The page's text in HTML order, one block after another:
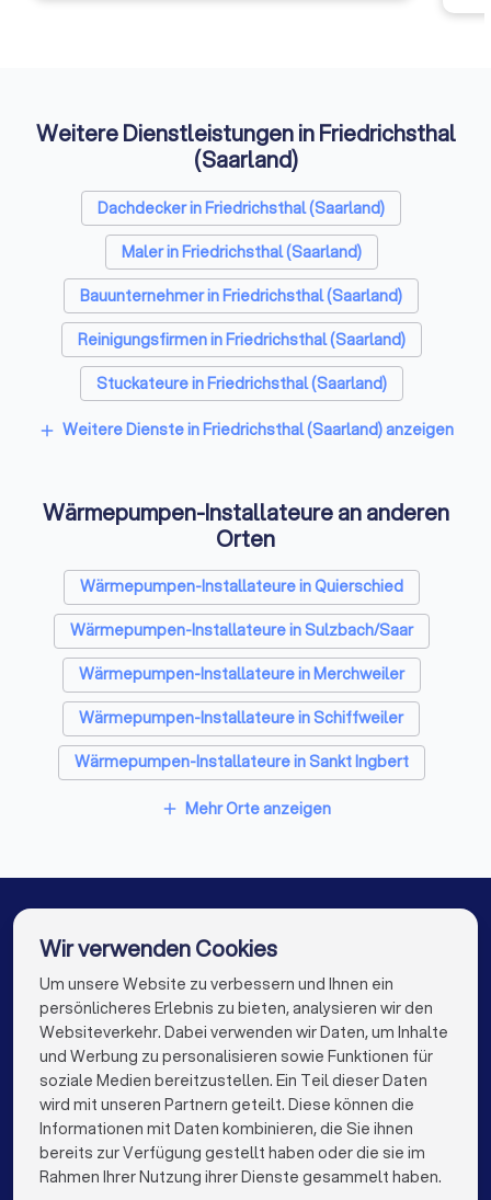
Weitere Dienstleistungen in Friedrichsthal
(Saarland)
Dachdecker in Friedrichsthal (Saarland)
Maler in Friedrichsthal (Saarland)
Bauunternehmer in Friedrichsthal (Saarland)
Reinigungsfirmen in Friedrichsthal (Saarland)
Stuckateure in Friedrichsthal (Saarland)
Spezialisten für Dämmung in Friedrichsthal (Saarland)
Kammerjäger in Friedrichsthal (Saarland)
Trockenbauer in Friedrichsthal (Saarland)
Sanitärinstallateure in Friedrichsthal (Saarland)
Fliesenleger in Friedrichsthal (Saarland)
Fensterbauer in Friedrichsthal (Saarland)
Bodenleger in Friedrichsthal (Saarland)
add Weitere Dienste in Friedrichsthal (Saarland) anzeigen
Wärmepumpen-Installateure an anderen
Orten
Wärmepumpen-Installateure in Quierschied
Wärmepumpen-Installateure in Sulzbach/Saar
Wärmepumpen-Installateure in Merchweiler
Wärmepumpen-Installateure in Schiffweiler
Wärmepumpen-Installateure in Sankt Ingbert
Wärmepumpen-Installateure in Illingen (Saarland)
Wärmepumpen-Installateure in Bexbach
Wärmepumpen-Installateure in Heusweiler
Wärmepumpen-Installateure in Berlin
Wärmepumpen-Installateure in Hamburg
Wärmepumpen-Installateure in München
Wärmepumpen-Installateure in Köln
add Mehr Orte anzeigen
Die besten Wärmepumpen-Installateure für Sie
info@trustlocal.de
FÜR PRIVATPERSONEN
Wir verwenden Cookies
Um unsere Website zu verbessern und Ihnen ein
persönlicheres Erlebnis zu bieten, analysieren wir den
Websiteverkehr. Dabei verwenden wir Daten, um Inhalte
und Werbung zu personalisieren sowie Funktionen für
soziale Medien bereitzustellen. Ein Teil dieser Daten
wird mit unseren Partnern geteilt. Diese können die
Informationen mit Daten kombinieren, die Sie ihnen
bereits zur Verfügung gestellt haben oder die sie im
Rahmen Ihrer Nutzung ihrer Dienste gesammelt haben.